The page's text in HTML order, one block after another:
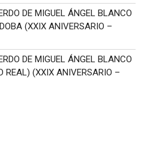
DE MIGUEL ÁNGEL BLANCO
(XXIX ANIVERSARIO –
DE MIGUEL ÁNGEL BLANCO
REAL) (XXIX ANIVERSARIO –